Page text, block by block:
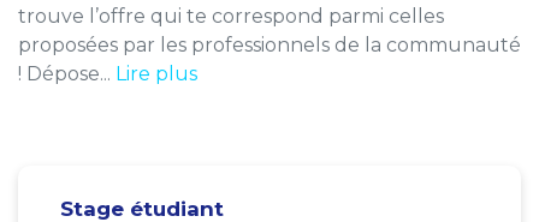
trouve l’offre qui te correspond parmi celles
proposées par les professionnels de la communauté
! Dépose... Lire plus
Stage étudiant